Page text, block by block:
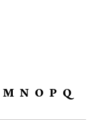
M N O P Q